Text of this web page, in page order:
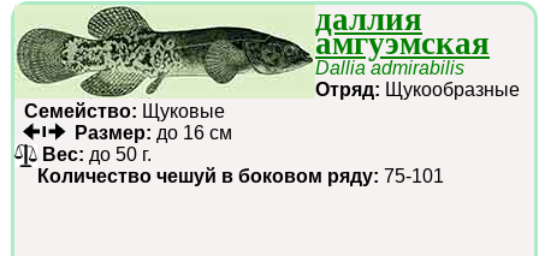
даллия
амгуэмская
Dallia admirabilis
Отряд: Щукообразные
Семейство: Щуковые
Размер: до 16 см
Вес: до 50 г.
Количество чешуй в боковом ряду: 75-101